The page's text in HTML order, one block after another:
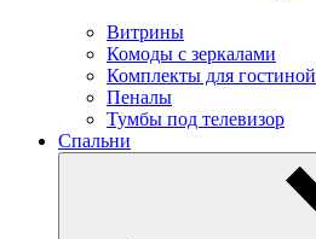
Витрины
Комоды с зеркалами
Комплекты для гостиной
Пеналы
Тумбы под телевизор
Спальни